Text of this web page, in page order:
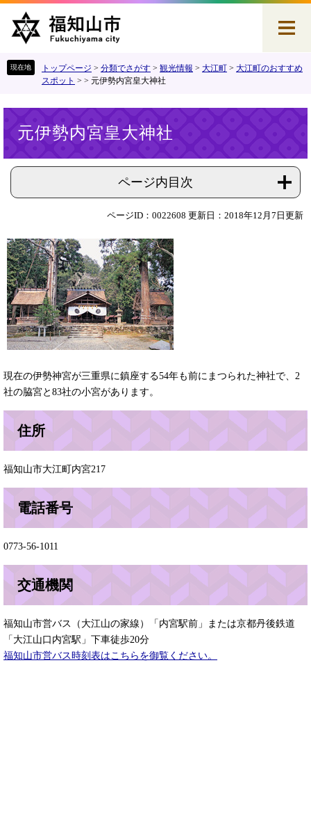
す
し
トップページ > 分類でさがす > 観光情報 > 大江町 > 大江町のおすすめ
スポット > > 元伊勢内宮皇大神社
元伊勢内宮皇大神社
ページ内目次
ページID：0022608 更新日：2018年12月7日更新
現在の伊勢神宮が三重県に鎮座する54年も前にまつられた神社で、2
社の脇宮と83社の小宮があります。
住所
福知山市大江町内宮217
電話番号
0773-56-1011
交通機関
福知山市営バス（大江山の家線）「内宮駅前」または京都丹後鉄道
「大江山口内宮駅」下車徒歩20分
福知山市営バス時刻表はこちらを御覧ください。